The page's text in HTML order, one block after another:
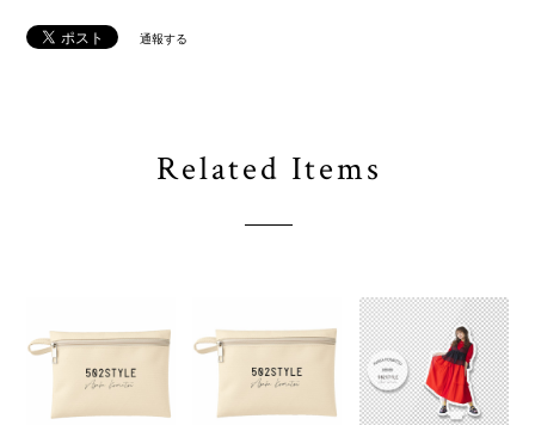
通報する
Related Items